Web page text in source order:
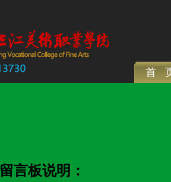
首
留言板说明：